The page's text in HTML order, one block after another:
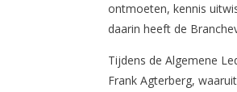
ontmoeten, kennis
daarin heeft de
Tijdens de Algemene
Frank Agterberg,